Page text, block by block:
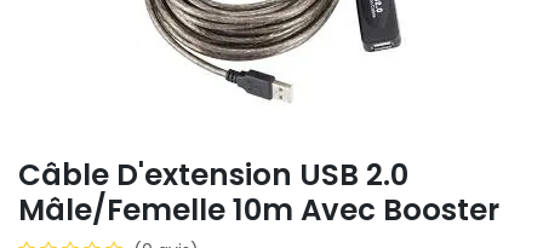
Câble D'extension USB 2.0
Mâle/Femelle 10m Avec Booster